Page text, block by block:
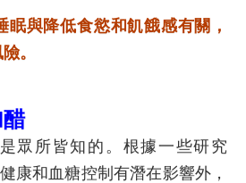
眠與降低食慾和飢餓感有關，
。
眾所皆知的。根據一些研究
康和血糖控制有潛在影響外，